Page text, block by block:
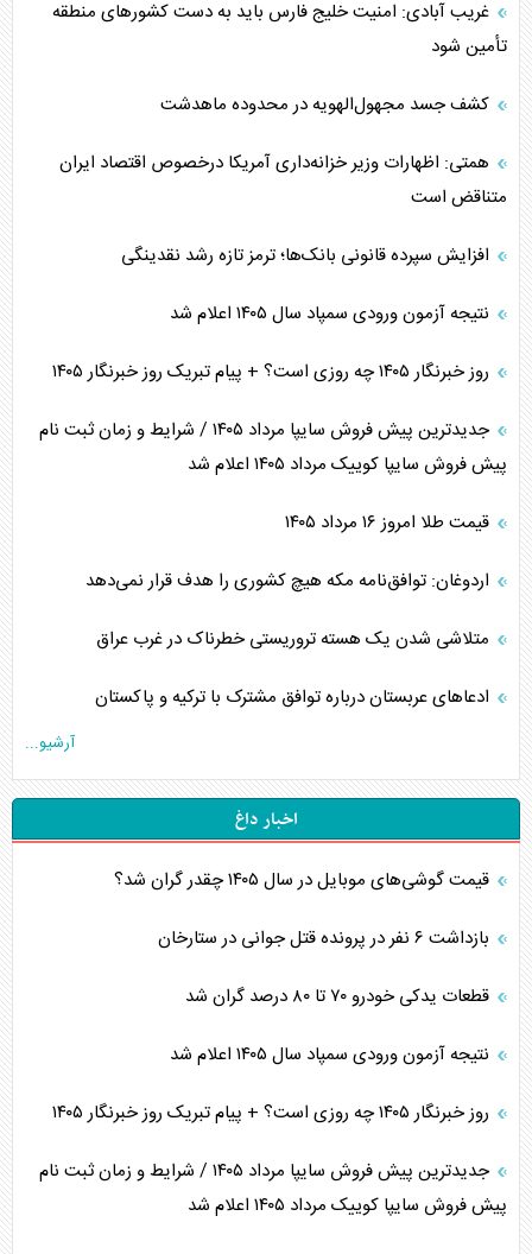
غریب آبادی: امنیت خلیج فارس باید به دست کشورهای منطقه
تأمین شود
کشف جسد مجهول‌الهویه در محدوده ماهدشت
همتی: اظهارات وزیر خزانه‌داری آمریکا درخصوص اقتصاد ایران
متناقض است
افزایش سپرده قانونی بانک‌ها؛ ترمز تازه رشد نقدینگی
نتیجه آزمون ورودی سمپاد سال ۱۴۰۵ اعلام شد
روز خبرنگار ۱۴۰۵ چه روزی است؟ + پیام تبریک روز خبرنگار ۱۴۰۵
جدیدترین پیش فروش سایپا مرداد ۱۴۰۵ / شرایط و زمان ثبت نام
پیش فروش سایپا کوییک مرداد ۱۴۰۵ اعلام شد
قیمت طلا امروز ۱۶ مرداد ۱۴۰۵
اردوغان: توافق‌نامه مکه هیچ کشوری را هدف قرار نمی‌دهد
متلاشی شدن یک هسته تروریستی خطرناک در غرب عراق
ادعاهای عربستان درباره توافق مشترک با ترکیه و پاکستان
آرشیو...
اخبار داغ
قیمت گوشی‌های موبایل در سال ۱۴۰۵ چقدر گران شد؟
بازداشت ۶ نفر در پرونده قتل جوانی در ستارخان
قطعات یدکی خودرو ۷۰ تا ۸۰ درصد گران شد
نتیجه آزمون ورودی سمپاد سال ۱۴۰۵ اعلام شد
روز خبرنگار ۱۴۰۵ چه روزی است؟ + پیام تبریک روز خبرنگار ۱۴۰۵
جدیدترین پیش فروش سایپا مرداد ۱۴۰۵ / شرایط و زمان ثبت نام
پیش فروش سایپا کوییک مرداد ۱۴۰۵ اعلام شد